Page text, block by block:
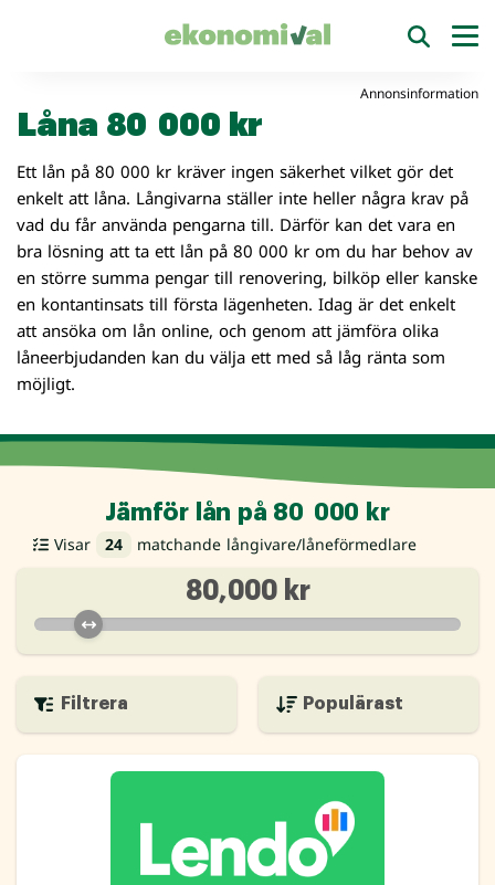
Annonsinformation
Låna 80 000 kr
Ett lån på 80 000 kr kräver ingen säkerhet vilket gör det
enkelt att låna. Långivarna ställer inte heller några krav på
vad du får använda pengarna till. Därför kan det vara en
bra lösning att ta ett lån på 80 000 kr om du har behov av
en större summa pengar till renovering, bilköp eller kanske
en kontantinsats till första lägenheten. Idag är det enkelt
att ansöka om lån online, och genom att jämföra olika
låneerbjudanden kan du välja ett med så låg ränta som
möjligt.
Jämför lån på 80 000 kr
Visar 24 matchande långivare/låneförmedlare
80,000 kr
Filtrera